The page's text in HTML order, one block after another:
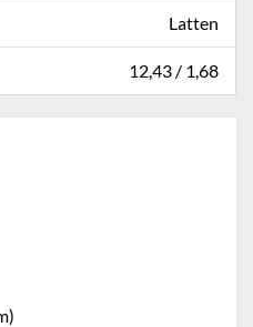
Latten
12,43 / 1,68